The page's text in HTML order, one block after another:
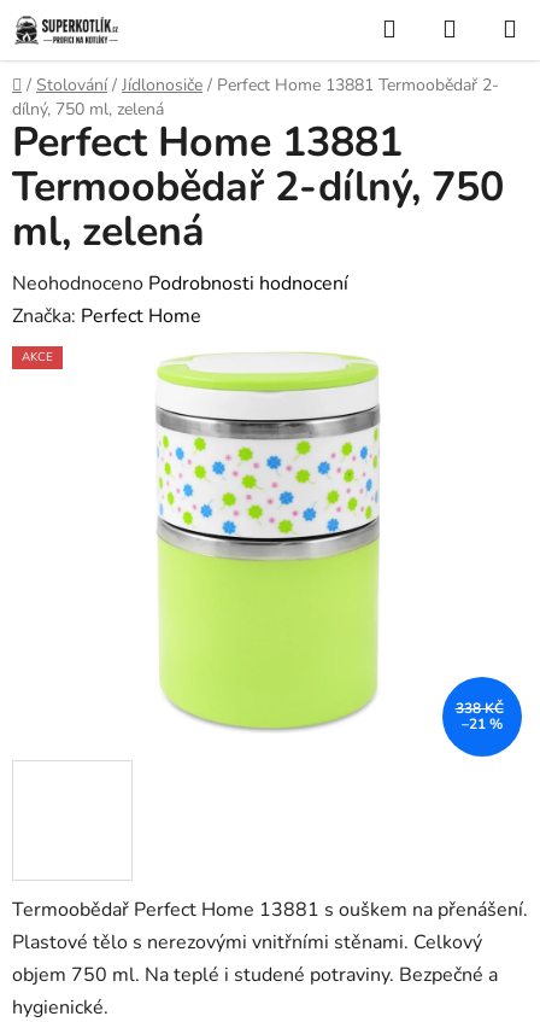
Přejít
na
obsah
Hledat
KOŠÍK
Domů
/ Stolování / Jídlonosiče / Perfect Home 13881 Termoobědař 2-
dílný, 750 ml, zelená
Termoobědař Perfect Home 13881 s ouškem na přenášení.
Plastové tělo s nerezovými vnitřními stěnami. Celkový
objem 750 ml. Na teplé i studené potraviny. Bezpečné a
hygienické.
Perfect Home 13881
Termoobědař 2-dílný, 750
ml, zelená
Průměrné
hodnocení
produktu
Neohodnoceno Podrobnosti hodnocení
Značka: Perfect Home
AKCE
338 KČ
–21 %